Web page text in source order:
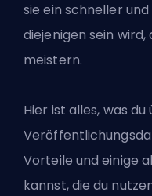
sie ein schneller
diejenigen sein
meistern.
Hier ist alles, was du
Vorteile und einige
kannst, die du